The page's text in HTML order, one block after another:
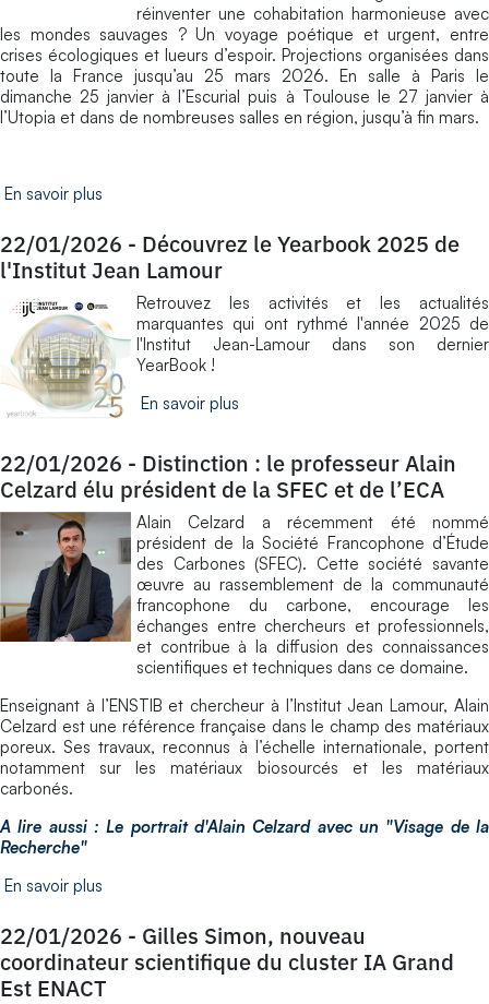
réinventer une cohabitation harmonieuse avec
les mondes sauvages ? Un voyage poétique et urgent, entre
crises écologiques et lueurs d’espoir. Projections organisées dans
toute la France jusqu’au 25 mars 2026. En salle à Paris le
dimanche 25 janvier à l’Escurial puis à Toulouse le 27 janvier à
l’Utopia et dans de nombreuses salles en région, jusqu’à fin mars.
En savoir plus
22/01/2026 - Découvrez le Yearbook 2025 de
l'Institut Jean Lamour
Retrouvez les activités et les actualités
marquantes qui ont rythmé l'année 2025 de
l'Institut Jean-Lamour dans son dernier
YearBook !
En savoir plus
22/01/2026 - Distinction : le professeur Alain
Celzard élu président de la SFEC et de l’ECA
Alain Celzard a récemment été nommé
président de la Société Francophone d’Étude
des Carbones (SFEC). Cette société savante
œuvre au rassemblement de la communauté
francophone du carbone, encourage les
échanges entre chercheurs et professionnels,
et contribue à la diffusion des connaissances
scientifiques et techniques dans ce domaine.
Enseignant à l’ENSTIB et chercheur à l’Institut Jean Lamour, Alain
Celzard est une référence française dans le champ des matériaux
poreux. Ses travaux, reconnus à l’échelle internationale, portent
notamment sur les matériaux biosourcés et les matériaux
carbonés.
A lire aussi : Le portrait d'Alain Celzard avec un "Visage de la
Recherche"
En savoir plus
22/01/2026 - Gilles Simon, nouveau
coordinateur scientifique du cluster IA Grand
Est ENACT